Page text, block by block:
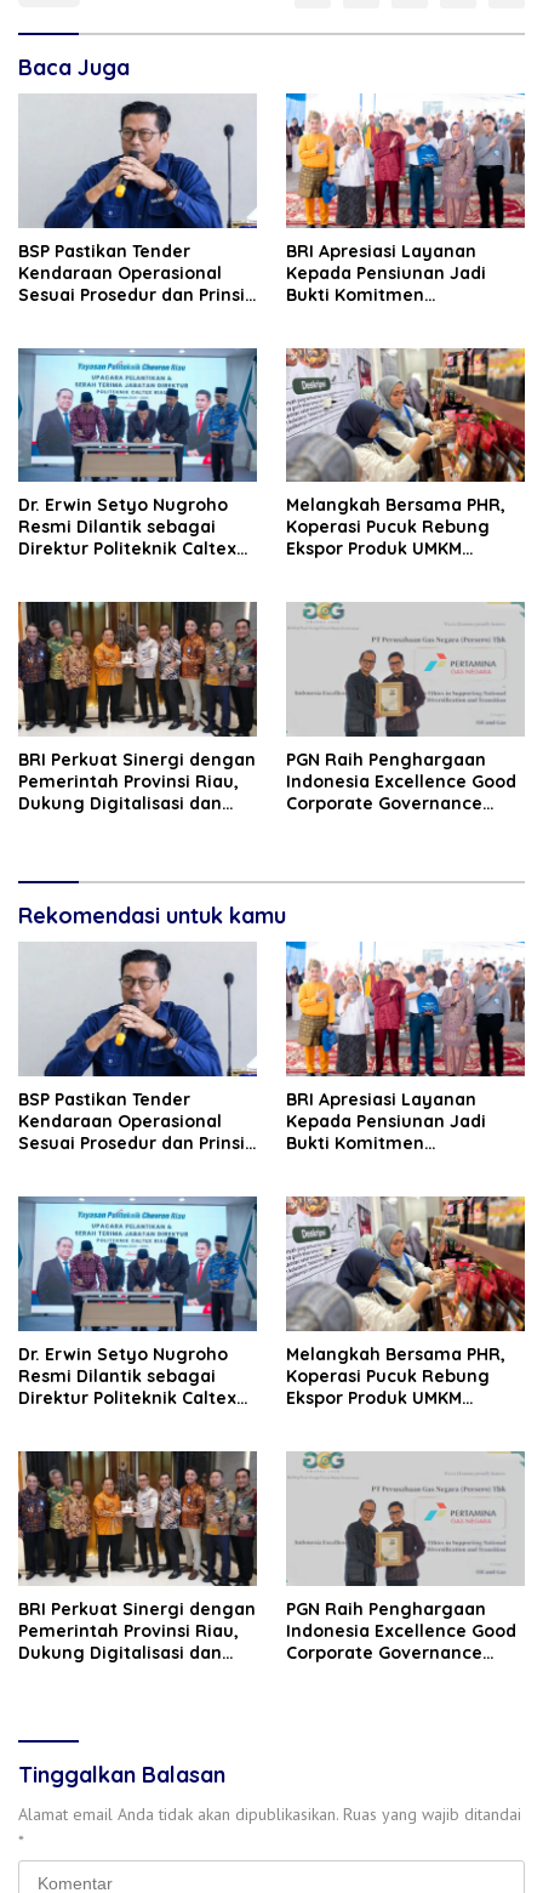
Baca Juga
BSP Pastikan Tender
Kendaraan Operasional
Sesuai Prosedur dan Prinsip
BRI Apresiasi Layanan
Kepada Pensiunan Jadi
Bukti Komitmen
‎Dr. Erwin Setyo Nugroho
Resmi Dilantik sebagai
Direktur Politeknik Caltex
Melangkah Bersama PHR,
Koperasi Pucuk Rebung
Ekspor Produk UMKM
BRI Perkuat Sinergi dengan
Pemerintah Provinsi Riau,
Dukung Digitalisasi dan
‎PGN Raih Penghargaan
Indonesia‎ Excellence Good
Corporate Governance
Rekomendasi untuk kamu
BSP Pastikan Tender
Kendaraan Operasional
Sesuai Prosedur dan Prinsip
BRI Apresiasi Layanan
Kepada Pensiunan Jadi
Bukti Komitmen
‎Dr. Erwin Setyo Nugroho
Resmi Dilantik sebagai
Direktur Politeknik Caltex
Melangkah Bersama PHR,
Koperasi Pucuk Rebung
Ekspor Produk UMKM
BRI Perkuat Sinergi dengan
Pemerintah Provinsi Riau,
Dukung Digitalisasi dan
‎PGN Raih Penghargaan
Indonesia‎ Excellence Good
Corporate Governance
Tinggalkan Balasan
Alamat email Anda tidak akan dipublikasikan. Ruas yang wajib ditandai
*